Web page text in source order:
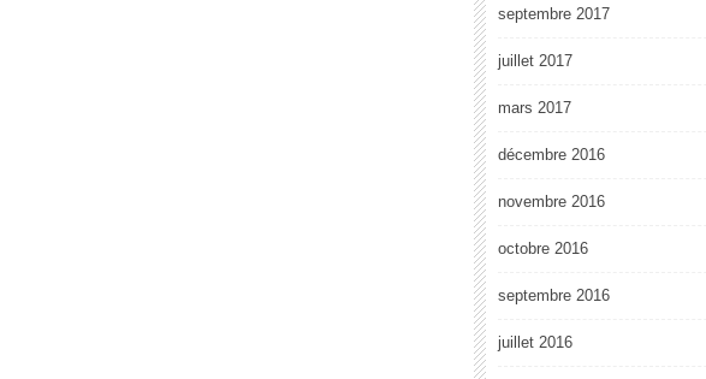
septembre 2017
juillet 2017
mars 2017
décembre 2016
novembre 2016
octobre 2016
septembre 2016
juillet 2016